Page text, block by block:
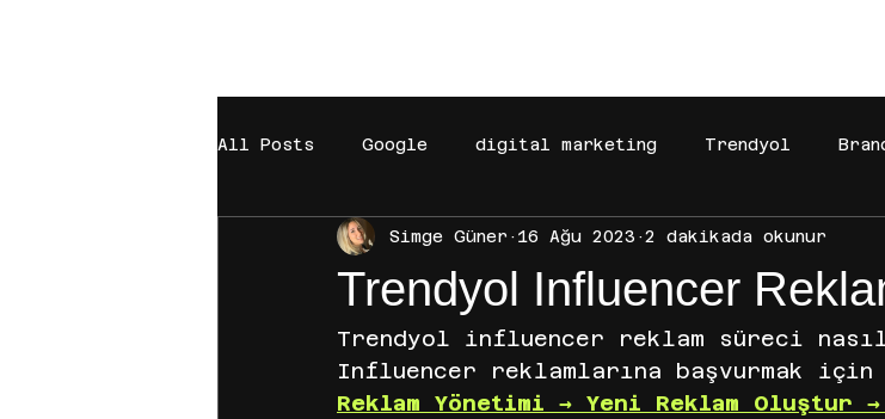
All Posts Google digital marketing Trendyol
Hepsiburada Tiktok Gelir Ortaklığı Dijital
reklam süreci fenomen reklamları reklam yönetimi
Trendyol Influencer
Simge Güner 16 Ağu 2023 2 dakikada okunur
Trendyol influencer reklam süreci
Influencer reklamlarına başvurmak
Reklam Yönetimi → Yeni Reklam Oluştur